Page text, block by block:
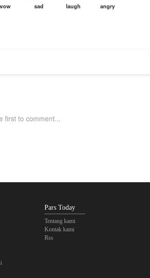
Pars Today
Tentang kami
Kontak kami
Rss